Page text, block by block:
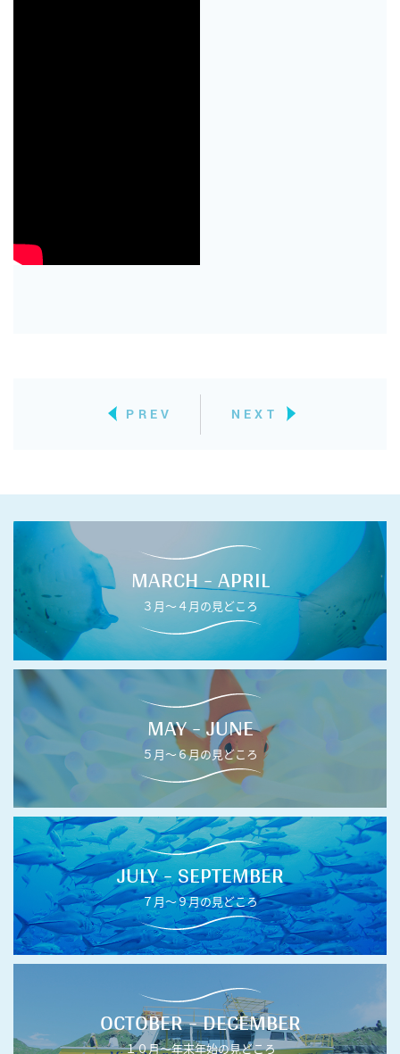
PREV NEXT
MARCH - APRIL
３月〜４月の見どころ
MAY - JUNE
５月〜６月の見どころ
JULY - SEPTEMBER
７月〜９月の見どころ
OCTOBER - DECEMBER
１０月〜年末年始の見どころ